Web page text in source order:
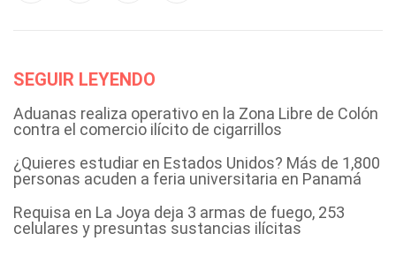
SEGUIR LEYENDO
Aduanas realiza operativo en la Zona Libre de Colón
contra el comercio ilícito de cigarrillos
¿Quieres estudiar en Estados Unidos? Más de 1,800
personas acuden a feria universitaria en Panamá
Requisa en La Joya deja 3 armas de fuego, 253
celulares y presuntas sustancias ilícitas